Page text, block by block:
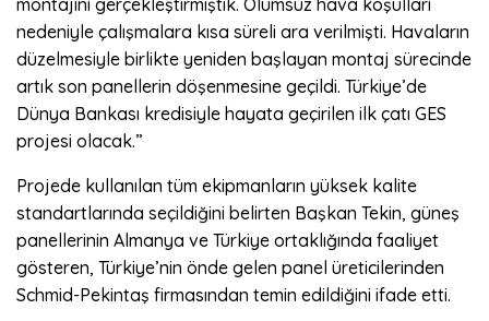
nedeniyle çalışmalara kısa süreli ara verilmişti. Havaların
düzelmesiyle birlikte yeniden başlayan montaj sürecinde
artık son panellerin döşenmesine geçildi. Türkiye’de
Dünya Bankası kredisiyle hayata geçirilen ilk çatı GES
projesi olacak.”
Projede kullanılan tüm ekipmanların yüksek kalite
standartlarında seçildiğini belirten Başkan Tekin, güneş
panellerinin Almanya ve Türkiye ortaklığında faaliyet
gösteren, Türkiye’nin önde gelen panel üreticilerinden
Schmid-Pekintaş firmasından temin edildiğini ifade etti.